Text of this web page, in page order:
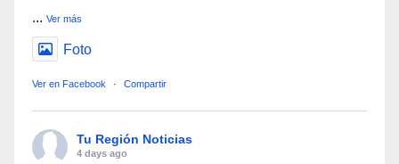
... Ver más
Foto
Ver en Facebook · Compartir
Tu Región Noticias
4 days ago